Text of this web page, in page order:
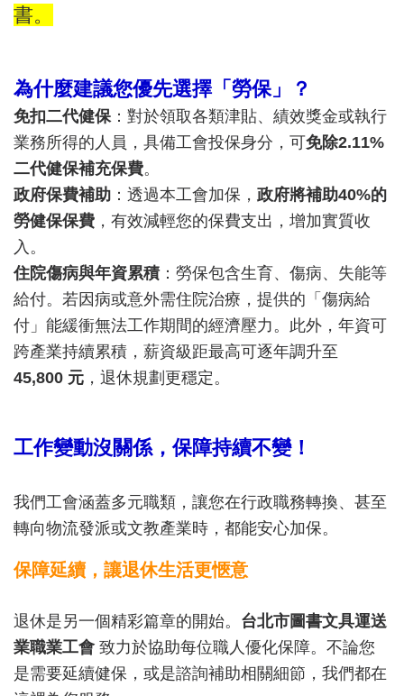
書。
為什麼建議您優先選擇「勞保」？
免扣二代健保：對於領取各類津貼、績效獎金或執行
業務所得的人員，具備工會投保身分，可免除2.11%
二代健保補充保費。
政府保費補助 ：透過本工會加保， 政府將補助40%的
勞健保保費 ，有效減輕您的保費支出，增加實質收
入。
住院傷病與年資累積：勞保包含生育、傷病、失能等
給付。若因病或意外需住院治療，提供的「傷病給
付」能緩衝無法工作期間的經濟壓力。此外，年資可
跨產業持續累積，薪資級距最高可逐年調升至
45,800 元 ，退休規劃更穩定。
工作變動沒關係，保障持續不變！
我們工會涵蓋多元職類，讓您在行政職務轉換、甚至
轉向物流發派或文教產業時，都能安心加保。
保障延續，讓退休生活更愜意
退休是另一個精彩篇章的開始。 台北市圖書文具運送
業職業工會 致力於協助每位職人優化保障。不論您
是需要延續健保，或是諮詢補助相關細節，我們都在